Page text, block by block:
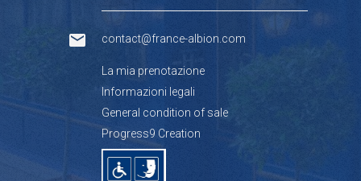
contact@france-albion.com
La mia prenotazione
Informazioni legali
General condition of sale
Progress9 Creation